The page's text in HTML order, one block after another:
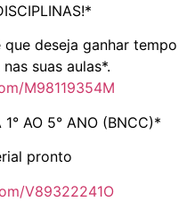
deseja ganhar tempo
suas aulas*.
M98119354M
AO 5° ANO (BNCC)*
pronto
V89322241O